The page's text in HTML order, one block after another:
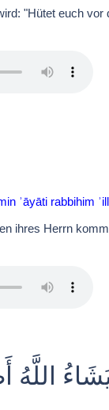
"Hütet euch
ʾāyāti rabbihim
ihres Herrn
اللَّهُ